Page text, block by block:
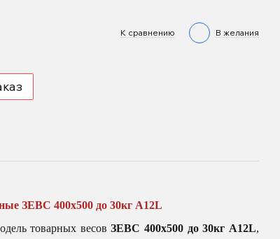
К сравнению В желания
ЗЕВС400х500 до 30кг А12L
товарных весовЗЕВС400х500 до 30кг А12L,